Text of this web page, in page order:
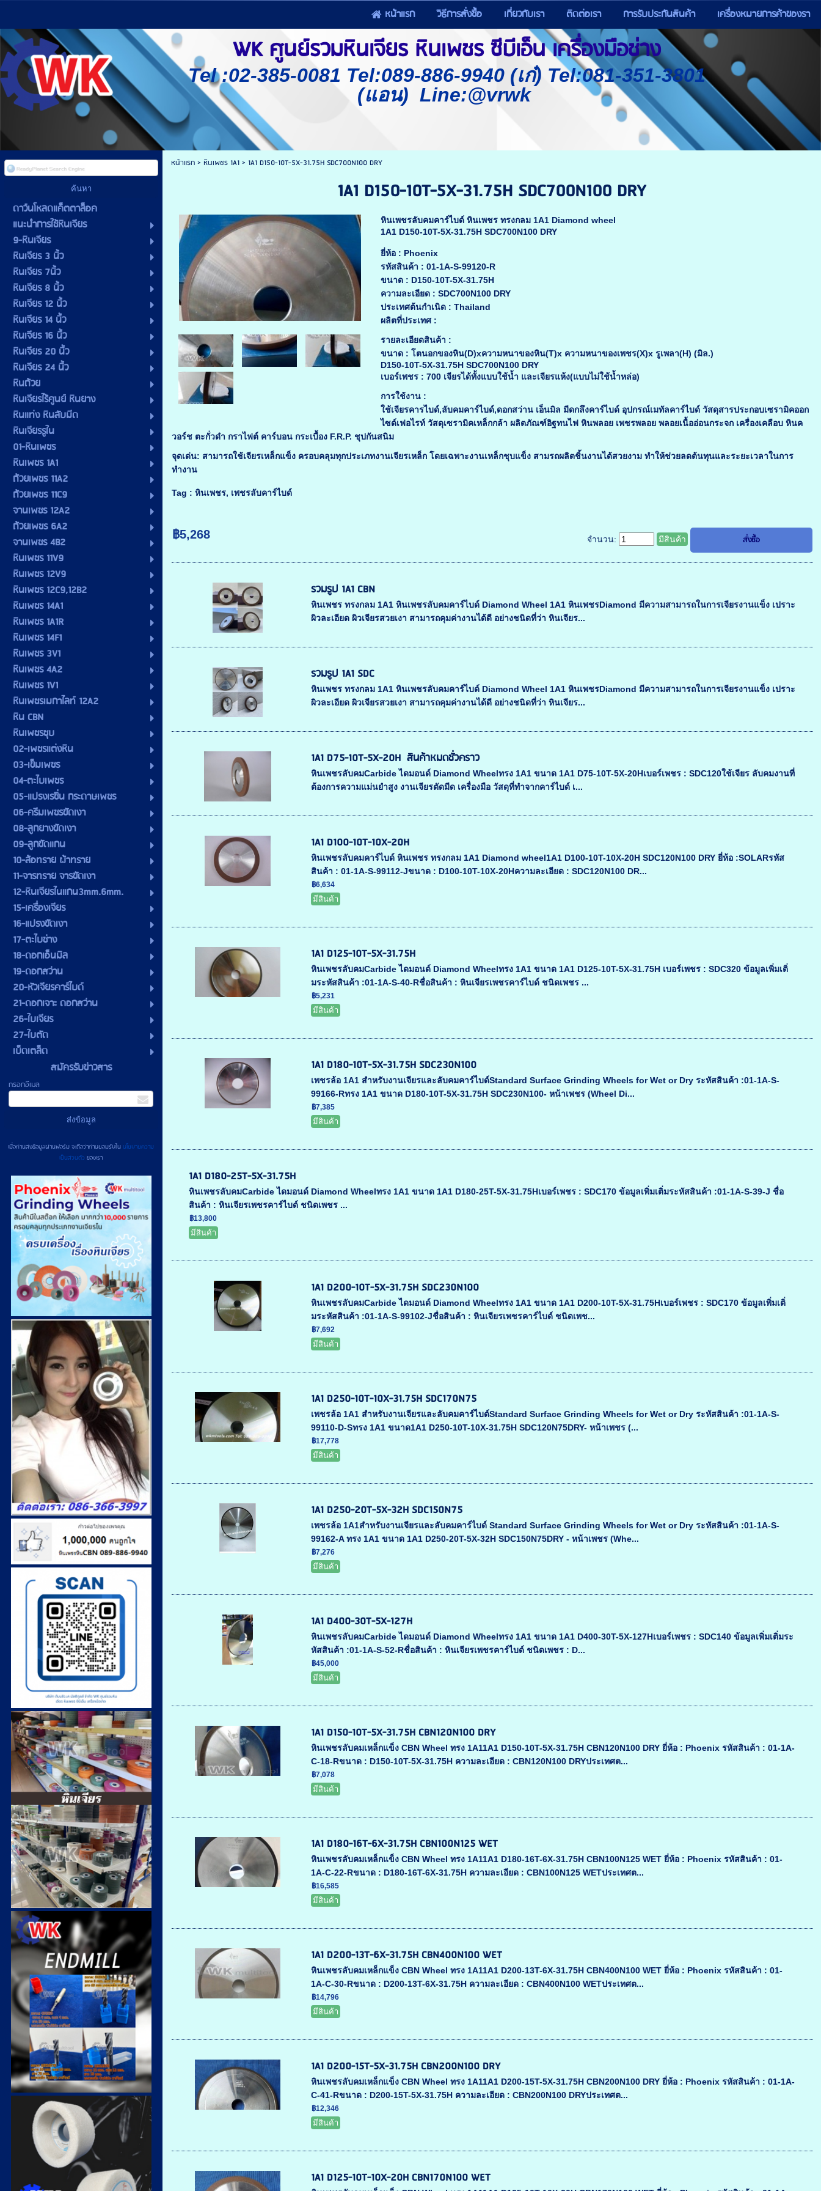
หน้าแรก วิธีการสั่งซื้อ เกี่ยวกับเรา ติดต่อเรา การรับประกันสินค้า เครื่องหมายการค้าของรา
WK ศูนย์รวมหินเจียร หินเพชร ซีบีเอ็น เครื่องมือช่าง
Tel :02-385-0081 Tel:089-886-9940 (เก๋) Tel:081-351-3801
(แอน) Line:@vrwk
ดาว์นโหลดแค็ตตาล็อค
แนะนำการใช้หินเจียร
9-หินเจียร
หินเจียร 3 นิ้ว
หินเจียร 7นิ้ว
หินเจียร 8 นิ้ว
หินเจียร 12 นิ้ว
หินเจียร 14 นิ้ว
หินเจียร 16 นิ้ว
หินเจียร 20 นิ้ว
หินเจียร 24 นิ้ว
หินถ้วย
หินเจียรไร้ศูนย์ หินยาง
หินแท่ง หินลับมีด
หินเจียรรูใน
01-หินเพชร
หินเพชร 1A1
ถ้วยเพชร 11A2
ถ้วยเพชร 11C9
จานเพชร 12A2
ถ้วยเพชร 6A2
จานเพชร 4B2
หินเพชร 11V9
หินเพชร 12V9
หินเพชร 12C9,12B2
หินเพชร 14A1
หินเพชร 1A1R
หินเพชร 14F1
หินเพชร 3V1
หินเพชร 4A2
หินเพชร 1V1
หินเพชรเมกาไลท์ 12A2
หิน CBN
หินเพชรชุบ
02-เพชรแต่งหิน
03-เข็มเพชร
04-ตะไบเพชร
05-แปรงเรซิ่น กระดาษเพชร
06-ครีมเพชรขัดเงา
08-ลูกยางขัดเงา
09-ลูกขัดแกน
10-ล้อทราย ผ้าทราย
11-จารทราย จารขัดเงา
12-หินเจียรไนแกน3mm.6mm.
15-เครื่องเจียร
16-แปรงขัดเงา
17-ตะไบช่าง
18-ดอกเอ็นมิล
19-ดอกสว่าน
20-หัวเจียรคาร์ไบด์
21-ดอกเจาะ ดอกสว่าน
26-ใบเจียร
27-ใบตัด
เบ็ดเตล็ด
สมัครรับข่าวสาร
กรอกอีเมล
เมื่อท่านส่งข้อมูลผ่านฟอร์ม จะถือว่าท่านยอมรับในนโยบายความ
เป็นส่วนตัวของเรา
หน้าแรก> หินเพชร 1A1> 1A1 D150-10T-5X-31.75H SDC700N100 DRY
1A1 D150-10T-5X-31.75H SDC700N100 DRY
หินเพชรลับคมคาร์ไบด์ หินเพชร ทรงกลม 1A1 Diamond wheel
1A1 D150-10T-5X-31.75H SDC700N100 DRY
ยี่ห้อ : Phoenix
รหัสสินค้า : 01-1A-S-99120-R
ขนาด : D150-10T-5X-31.75H
ความละเอียด : SDC700N100 DRY
ประเทศต้นกำเนิด : Thailand
ผลิตที่ประเทศ :
รายละเอียดสินค้า :
ขนาด : โตนอกของหิน(D)xความหนาของหิน(T)x ความหนาของเพชร(X)x รูเพลา(H) (มิล.)
D150-10T-5X-31.75H SDC700N100 DRY
เบอร์เพชร : 700 เจียรได้ทั้งแบบใช้น้ำ และเจียรแห้ง(แบบไม่ใช้น้ำหล่อ)
การใช้งาน :
ใช้เจียรคารไบด์,ลับคมคาร์ไบด์,ดอกสว่าน เอ็นมิล มีดกลึงคาร์ไบด์ อุปกรณ์เมทัลคาร์ไบด์ วัสดุสารประกอบเซรามิคออก
ไซด์เฟอไรท์ วัสดุเซรามิคเหล็กกล้า ผลิตภัณฑ์อิฐทนไฟ หินพลอย เพชรพลอย พลอยเนื้ออ่อนกระจก เครื่องเคลือบ หินค
วอร์ช ตะกั่วดำ กราไฟต์ คาร์บอน กระเบื้อง F.R.P. ชุปกันสนิม
จุดเด่น: สามารถใช้เจียรเหล็กแข็ง ครอบคลุมทุกประเภทงานเจียรเหล็ก โดยเฉพาะงานเหล็กชุบแข็ง สามรถผลิตชิ้นงานได้สวยงาม ทำให้ช่วยลดต้นทุนและระยะเวลาในการ
ทำงาน
Tag : หินเพชร, เพชรลับคาร์ไบด์
฿5,268 จำนวน: มีสินค้า
รวมรูป 1A1 CBN
หินเพชร ทรงกลม 1A1 หินเพชรลับคมคาร์ไบด์ Diamond Wheel 1A1 หินเพชรDiamond มีความสามารถในการเจียรงานแข็ง เปราะ
ผิวละเอียด ผิวเจียรสวยเงา สามารถคุมค่างานได้ดี อย่างชนิดที่ว่า หินเจียร...
รวมรูป 1A1 SDC
หินเพชร ทรงกลม 1A1 หินเพชรลับคมคาร์ไบด์ Diamond Wheel 1A1 หินเพชรDiamond มีความสามารถในการเจียรงานแข็ง เปราะ
ผิวละเอียด ผิวเจียรสวยเงา สามารถคุมค่างานได้ดี อย่างชนิดที่ว่า หินเจียร...
1A1 D75-10T-5X-20H สินค้าหมดชั่วคราว
หินเพชรลับคมCarbide ไดมอนด์ Diamond Wheelทรง 1A1 ขนาด 1A1 D75-10T-5X-20Hเบอร์เพชร : SDC120ใช้เจียร ลับคมงานที่
ต้องการความแม่นยำสูง งานเจียรตัดมีด เครื่องมือ วัสดุที่ทำจากคาร์ไบด์ เ...
1A1 D100-10T-10X-20H
หินเพชรลับคมคาร์ไบด์ หินเพชร ทรงกลม 1A1 Diamond wheel1A1 D100-10T-10X-20H SDC120N100 DRY ยี่ห้อ :SOLARรหัส
สินค้า : 01-1A-S-99112-Jขนาด : D100-10T-10X-20Hความละเอียด : SDC120N100 DR...
฿6,634
มีสินค้า
1A1 D125-10T-5X-31.75H
หินเพชรลับคมCarbide ไดมอนด์ Diamond Wheelทรง 1A1 ขนาด 1A1 D125-10T-5X-31.75H เบอร์เพชร : SDC320 ข้อมูลเพิ่มเติ่
มระหัสสินค้า :01-1A-S-40-Rชื่อสินค้า : หินเจียรเพชรคาร์ไบด์ ชนิดเพชร ...
฿5,231
มีสินค้า
1A1 D180-10T-5X-31.75H SDC230N100
เพชรล้อ 1A1 สำหรับงานเจียรและลับคมคาร์ไบด์Standard Surface Grinding Wheels for Wet or Dry ระหัสสินค้า :01-1A-S-
99166-Rทรง 1A1 ขนาด D180-10T-5X-31.75H SDC230N100- หน้าเพชร (Wheel Di...
฿7,385
มีสินค้า
1A1 D180-25T-5X-31.75H
หินเพชรลับคมCarbide ไดมอนด์ Diamond Wheelทรง 1A1 ขนาด 1A1 D180-25T-5X-31.75Hเบอร์เพชร : SDC170 ข้อมูลเพิ่มเติ่มระหัสสินค้า :01-1A-S-39-J ชื่อ
สินค้า : หินเจียรเพชรคาร์ไบด์ ชนิดเพชร ...
฿13,800
มีสินค้า
1A1 D200-10T-5X-31.75H SDC230N100
หินเพชรลับคมCarbide ไดมอนด์ Diamond Wheelทรง 1A1 ขนาด 1A1 D200-10T-5X-31.75Hเบอร์เพชร : SDC170 ข้อมูลเพิ่มเติ่
มระหัสสินค้า :01-1A-S-99102-Jชื่อสินค้า : หินเจียรเพชรคาร์ไบด์ ชนิดเพช...
฿7,692
มีสินค้า
1A1 D250-10T-10X-31.75H SDC170N75
เพชรล้อ 1A1 สำหรับงานเจียรและลับคมคาร์ไบด์Standard Surface Grinding Wheels for Wet or Dry ระหัสสินค้า :01-1A-S-
99110-D-Sทรง 1A1 ขนาด1A1 D250-10T-10X-31.75H SDC120N75DRY- หน้าเพชร (...
฿17,778
มีสินค้า
1A1 D250-20T-5X-32H SDC150N75
เพชรล้อ 1A1สำหรับงานเจียรและลับคมคาร์ไบด์ Standard Surface Grinding Wheels for Wet or Dry ระหัสสินค้า :01-1A-S-
99162-A ทรง 1A1 ขนาด 1A1 D250-20T-5X-32H SDC150N75DRY - หน้าเพชร (Whe...
฿7,276
มีสินค้า
1A1 D400-30T-5X-127H
หินเพชรลับคมCarbide ไดมอนด์ Diamond Wheelทรง 1A1 ขนาด 1A1 D400-30T-5X-127Hเบอร์เพชร : SDC140 ข้อมูลเพิ่มเติ่มระ
หัสสินค้า :01-1A-S-52-Rชื่อสินค้า : หินเจียรเพชรคาร์ไบด์ ชนิดเพชร : D...
฿45,000
มีสินค้า
1A1 D150-10T-5X-31.75H CBN120N100 DRY
หินเพชรลับคมเหล็กแข็ง CBN Wheel ทรง 1A11A1 D150-10T-5X-31.75H CBN120N100 DRY ยี่ห้อ : Phoenix รหัสสินค้า : 01-1A-
C-18-Rขนาด : D150-10T-5X-31.75H ความละเอียด : CBN120N100 DRYประเทศต...
฿7,078
มีสินค้า
1A1 D180-16T-6X-31.75H CBN100N125 WET
หินเพชรลับคมเหล็กแข็ง CBN Wheel ทรง 1A11A1 D180-16T-6X-31.75H CBN100N125 WET ยี่ห้อ : Phoenix รหัสสินค้า : 01-
1A-C-22-Rขนาด : D180-16T-6X-31.75H ความละเอียด : CBN100N125 WETประเทศต...
฿16,585
มีสินค้า
1A1 D200-13T-6X-31.75H CBN400N100 WET
หินเพชรลับคมเหล็กแข็ง CBN Wheel ทรง 1A11A1 D200-13T-6X-31.75H CBN400N100 WET ยี่ห้อ : Phoenix รหัสสินค้า : 01-
1A-C-30-Rขนาด : D200-13T-6X-31.75H ความละเอียด : CBN400N100 WETประเทศต...
฿14,796
มีสินค้า
1A1 D200-15T-5X-31.75H CBN200N100 DRY
หินเพชรลับคมเหล็กแข็ง CBN Wheel ทรง 1A11A1 D200-15T-5X-31.75H CBN200N100 DRY ยี่ห้อ : Phoenix รหัสสินค้า : 01-1A-
C-41-Rขนาด : D200-15T-5X-31.75H ความละเอียด : CBN200N100 DRYประเทศต...
฿12,346
มีสินค้า
1A1 D125-10T-10X-20H CBN170N100 WET